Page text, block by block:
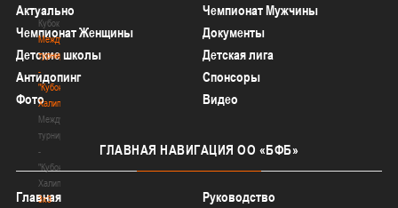
-
Кубок
Международный
турнир
-
"Кубок
Халипского"
Международный
турнир
-
"Кубок
Халипского"
3x3
Актуально
Чемпионат Мужчины
Чемпионат Женщины
Документы
Детские школы
Детская лига
Антидопинг
Спонсоры
Фото
Видео
ГЛАВНАЯ НАВИГАЦИЯ ОО «БФБ»
Главная
Руководство